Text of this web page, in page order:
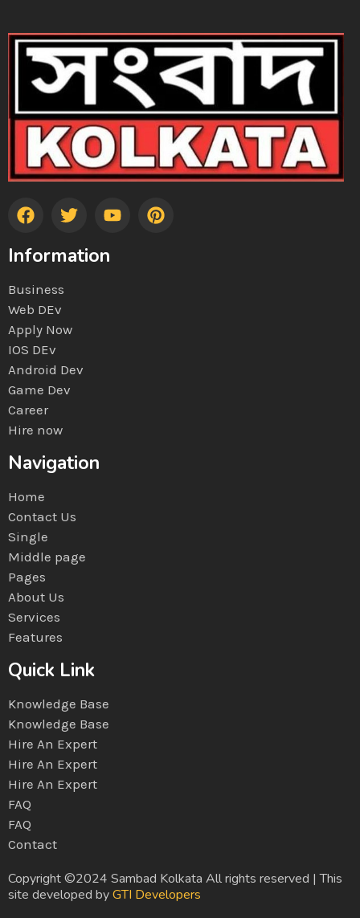
Information
Business
Web DEv
Apply Now
IOS DEv
Android Dev
Game Dev
Career
Hire now
Navigation
Home
Contact Us
Single
Middle page
Pages
About Us
Services
Features
Quick Link
Knowledge Base
Knowledge Base
Hire An Expert
Hire An Expert
Hire An Expert
FAQ
FAQ
Contact
Copyright ©2024 Sambad Kolkata All rights reserved | This
site developed byGTI Developers